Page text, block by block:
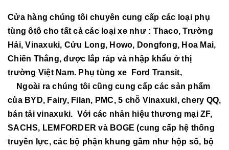
Cửa hàng chúng tôi chuyên cung cấp các loại phụ
tùng ôtô cho tất cả các loại xe như : Thaco, Trường
Hải, Vinaxuki, Cửu Long, Howo, Dongfong, Hoa Mai,
Chiến Thắng, được lắp ráp và nhập khẩu ở thị
trường Việt Nam. Phụ tùng xe Ford Transit,
Ngoài ra chúng tôi cũng cung cấp các sản phẩm
của BYD, Fairy, Filan, PMC, 5 chỗ Vinaxuki, chery QQ,
bán tải vinaxuki. Với các nhản hiệu thương mại ZF,
SACHS, LEMFORDER và BOGE (cung cấp hệ thống
truyền lực, các bộ phận khung gầm như hộp số, bộ